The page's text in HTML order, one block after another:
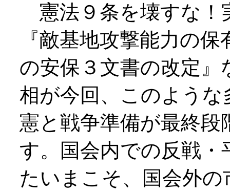
憲法９条を壊すな！
『敵基地攻撃能力の
の安保３文書の改定
相が今回、このよう
憲と戦争準備が最終
す。国会内での反戦
たいまこそ、国会外